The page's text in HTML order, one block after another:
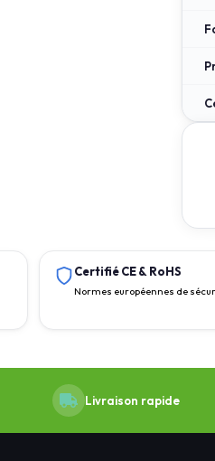
Certifié CE & RoHS
Normes européennes de
Livraison rapide